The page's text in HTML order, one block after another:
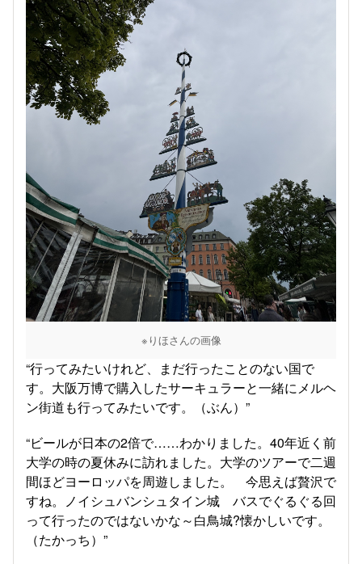
※りほさんの画像
“行ってみたいけれど、まだ行ったことのない国で
す。大阪万博で購入したサーキュラーと一緒にメルヘ
ン街道も行ってみたいです。（ぶん）”
“ビールが日本の2倍で……わかりました。40年近く前
大学の時の夏休みに訪れました。大学のツアーで二週
間ほどヨーロッパを周遊しました。 今思えば贅沢で
すね。ノイシュバンシュタイン城 バスでぐるぐる回
って行ったのではないかな～白鳥城?懐かしいです。
（たかっち）”